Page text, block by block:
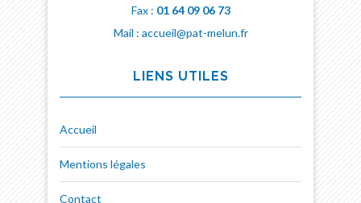
Fax : 01 64 09 06 73
Mail : accueil@pat-melun.fr
LIENS UTILES
Accueil
Mentions légales
Contact